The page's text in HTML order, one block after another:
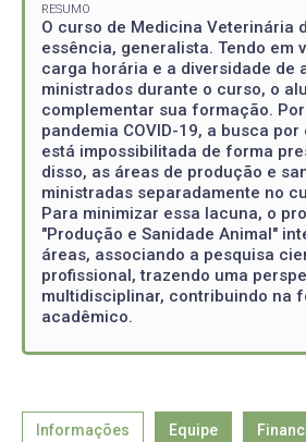
RESUMO
O curso de Medicina Veterinária
essência, generalista. Tendo em
carga horária e a diversidade de
ministrados durante o curso, o
complementar sua formação.
pandemia COVID-19, a busca
está impossibilitada de forma
disso, as áreas de produção e
ministradas separadamente no
Para minimizar essa lacuna, o
"Produção e Sanidade Animal"
áreas, associando a pesquisa
profissional, trazendo uma
multidisciplinar, contribuindo na
acadêmico.
Informações Equipe